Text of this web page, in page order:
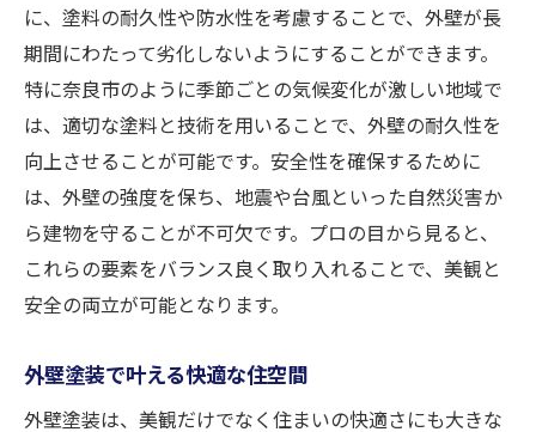
に、塗料の耐久性や防水性を考慮することで、外壁が長
期間にわたって劣化しないようにすることができます。
特に奈良市のように季節ごとの気候変化が激しい地域で
は、適切な塗料と技術を用いることで、外壁の耐久性を
向上させることが可能です。安全性を確保するために
は、外壁の強度を保ち、地震や台風といった自然災害か
ら建物を守ることが不可欠です。プロの目から見ると、
これらの要素をバランス良く取り入れることで、美観と
安全の両立が可能となります。
外壁塗装で叶える快適な住空間
外壁塗装は、美観だけでなく住まいの快適さにも大きな